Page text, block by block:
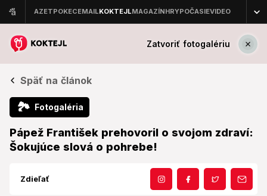
Zatvoriť fotogalériu
Späť na článok
🏞 Fotogaléria
Pápež František prehovoril o svojom zdraví:
Šokujúce slová o pohrebe!
Zdieľať